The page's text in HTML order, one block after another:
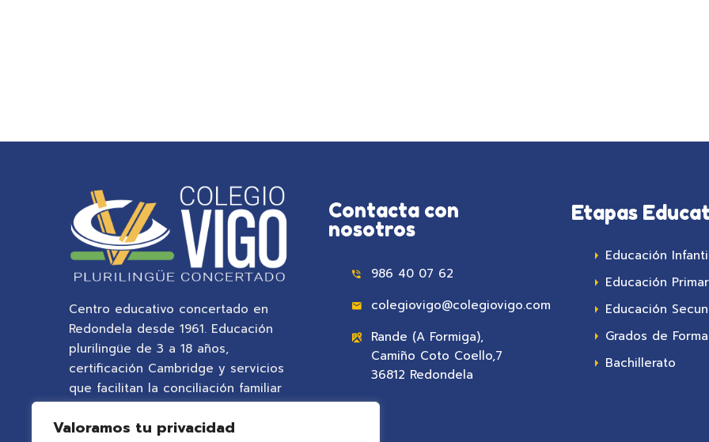
Valoramos tu privacidad
Centro educativo concertado en
Redondela desde 1961. Educación
plurilingüe de 3 a 18 años,
certificación Cambridge y servicios
que facilitan la conciliación familiar
Contacta con
nosotros
986 40 07 62
colegiovigo@colegiovigo.com
Rande (A Formiga),
Camiño Coto Coello,7
36812 Redondela
Etapas
Educación
Educación
Educación
Grados de
Bachillerato